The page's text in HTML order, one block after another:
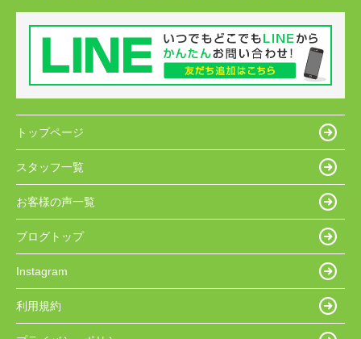
トップページ
スタッフ一覧
お客様の声一覧
ブログトップ
Instagram
利用規約